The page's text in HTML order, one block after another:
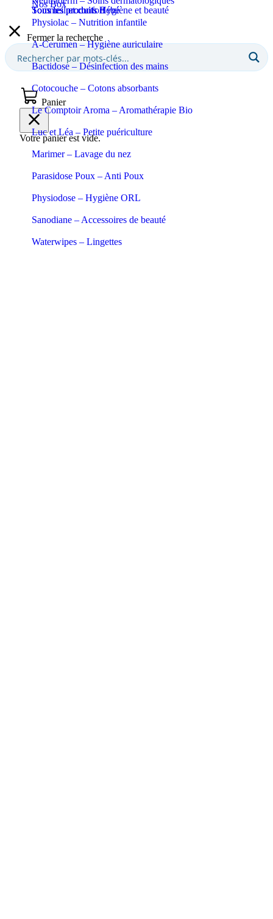
Sommeil et confort
Tous les produits Bébé
Tous les produits Hygiène et beauté
Physiolac – Nutrition infantile
A-Cerumen – Hygiène auriculaire
Bactidose – Désinfection des mains
Cotocouche – Cotons absorbants
Le Comptoir Aroma – Aromathérapie Bio
Luc et Léa – Petite puériculture
Marimer – Lavage du nez
Parasidose Poux – Anti Poux
Physiodose – Hygiène ORL
Sanodiane – Accessoires de beauté
Waterwipes – Lingettes
Nos Box
Fermer la recherche
Panier
Votre panier est vide.